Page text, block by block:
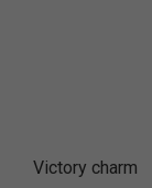
Victory charm